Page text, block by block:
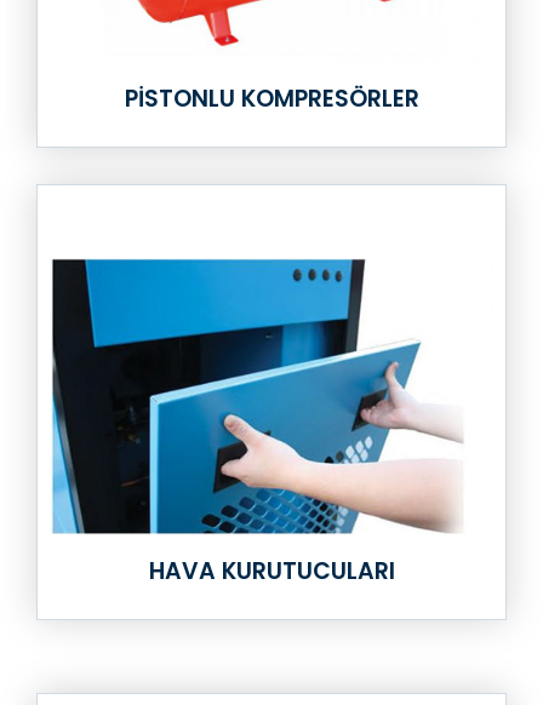
PISTONLU KOMPRESÖRLER
HAVA KURUTUCULARI